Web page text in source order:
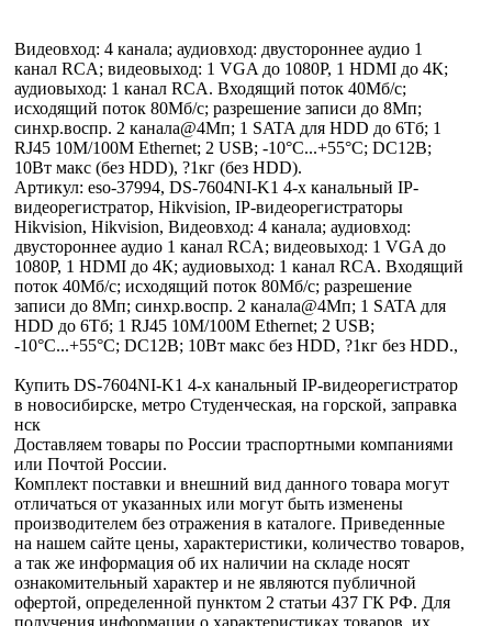
Видеовход: 4 канала; аудиовход: двустороннее аудио 1
канал RCA; видеовыход: 1 VGA до 1080Р, 1 HDMI до 4К;
аудиовыход: 1 канал RCA. Входящий поток 40Мб/с;
исходящий поток 80Мб/с; разрешение записи до 8Мп;
синхр.воспр. 2 канала@4Мп; 1 SATA для HDD до 6Тб; 1
RJ45 10M/100M Ethernet; 2 USB; -10°C...+55°C; DC12В;
10Вт макс (без HDD), ?1кг (без HDD).
Артикул: eso-37994, DS-7604NI-K1 4-х канальный IP-
видеорегистратор, Hikvision, IP-видеорегистраторы
Hikvision, Hikvision, Видеовход: 4 канала; аудиовход:
двустороннее аудио 1 канал RCA; видеовыход: 1 VGA до
1080Р, 1 HDMI до 4К; аудиовыход: 1 канал RCA. Входящий
поток 40Мб/с; исходящий поток 80Мб/с; разрешение
записи до 8Мп; синхр.воспр. 2 канала@4Мп; 1 SATA для
HDD до 6Тб; 1 RJ45 10M/100M Ethernet; 2 USB;
-10°C...+55°C; DC12В; 10Вт макс без HDD, ?1кг без HDD.,
Купить DS-7604NI-K1 4-х канальный IP-видеорегистратор
в новосибирске, метро Студенческая, на горской, заправка
нск
Доставляем товары по России траспортными компаниями
или Почтой России.
Комплект поставки и внешний вид данного товара могут
отличаться от указанных или могут быть изменены
производителем без отражения в каталоге. Приведенные
на нашем сайте цены, характеристики, количество товаров,
а так же информация об их наличии на складе носят
ознакомительный характер и не являются публичной
офертой, определенной пунктом 2 статьи 437 ГК РФ. Для